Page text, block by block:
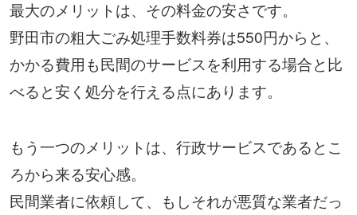
最大のメリットは、その料金の安さです。
野田市の粗大ごみ処理手数料券は550円からと、
かかる費用も民間のサービスを利用する場合と比
べると安く処分を行える点にあります。
もう一つのメリットは、行政サービスであるとこ
ろから来る安心感。
民間業者に依頼して、もしそれが悪質な業者だっ